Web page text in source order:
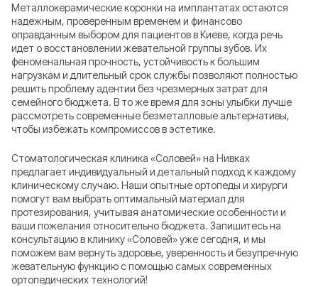
Металлокерамические коронки на имплантатах остаются
надежным, проверенным временем и финансово
оправданным выбором для пациентов в Киеве, когда речь
идет о восстановлении жевательной группы зубов. Их
феноменальная прочность, устойчивость к большим
нагрузкам и длительный срок службы позволяют полностью
решить проблему адентии без чрезмерных затрат для
семейного бюджета. В то же время для зоны улыбки лучше
рассмотреть современные безметалловые альтернативы,
чтобы избежать компромиссов в эстетике.
Стоматологическая клиника «Соловей» на Нивках
предлагает индивидуальный и детальный подход к каждому
клиническому случаю. Наши опытные ортопеды и хирурги
помогут вам выбрать оптимальный материал для
протезирования, учитывая анатомические особенности и
ваши пожелания относительно бюджета. Запишитесь на
консультацию в клинику «Соловей» уже сегодня, и мы
поможем вам вернуть здоровье, уверенность и безупречную
жевательную функцию с помощью самых современных
ортопедических технологий!